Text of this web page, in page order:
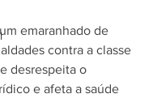
emaranhado de
contra a classe
desrespeita o
e afeta a saúde